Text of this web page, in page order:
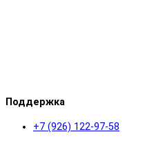
Поддержка
+7 (926) 122-97-58